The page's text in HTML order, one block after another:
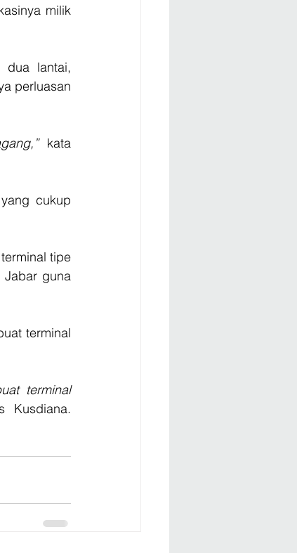
milik
dua lantai,
perluasan
kata
cukup
tipe
Jabar guna
terminal
terminal